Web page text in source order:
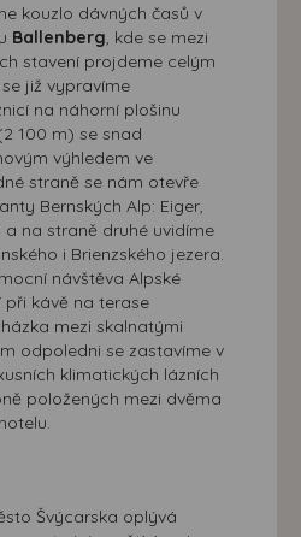
kouzlo dávných časů v
Ballenberg , kde se mezi
stavení projdeme celým
již vypravíme
na náhorní plošinu
100 m) se snad
výhledem ve
straně se nám otevře
Bernských Alp: Eiger,
na straně druhé uvidíme
i Brienzského jezera.
návštěva Alpské
při kávě na terase
mezi skalnatými
odpoledni se zastavíme v
klimatických lázních
položených mezi dvěma
Švýcarska oplývá